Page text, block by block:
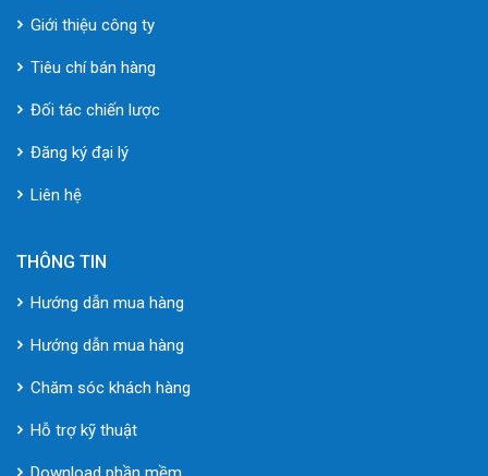
Giới thiệu công ty
Tiêu chí bán hàng
Đối tác chiến lược
Đăng ký đại lý
Liên hệ
THÔNG TIN
Hướng dẫn mua hàng
Hướng dẫn mua hàng
Chăm sóc khách hàng
Hỗ trợ kỹ thuật